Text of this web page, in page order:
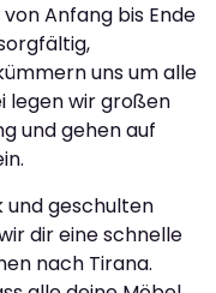
Anfang bis Ende
uns um alle
legen wir großen
und gehen auf
und geschulten
dir eine schnelle
nach Tirana.